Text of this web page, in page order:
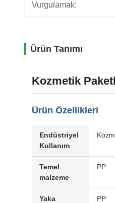
Vurgulamak:
Ürün Tanımı
Kozmetik
Ürün Özellikleri
Endüstriyel
Kullanım
Temel
malzeme
PP
Yaka
PP